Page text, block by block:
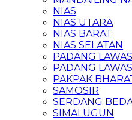
NIAS
NIAS UTARA
NIAS BARAT
NIAS SELATAN
PADANG LAWAS
PADANG
PAKPAK
SAMOSIR
SERDANG
SIMALUGUN